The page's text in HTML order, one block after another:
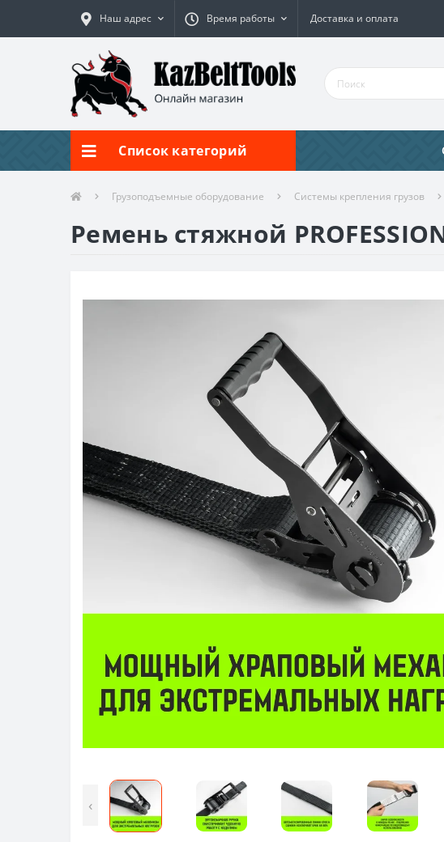
Наш адрес Время работы Доставка и оплата
Список категорий
Грузоподъемные оборудование Системы крепления грузов
Ремень стяжной
‹